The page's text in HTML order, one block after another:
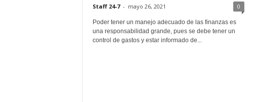
Staff 24-7 - mayo 26, 2021 0
Poder tener un manejo adecuado de las finanzas es
una responsabilidad grande, pues se debe tener un
control de gastos y estar informado de...